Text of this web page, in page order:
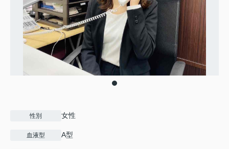
性別 女性
血液型 A型